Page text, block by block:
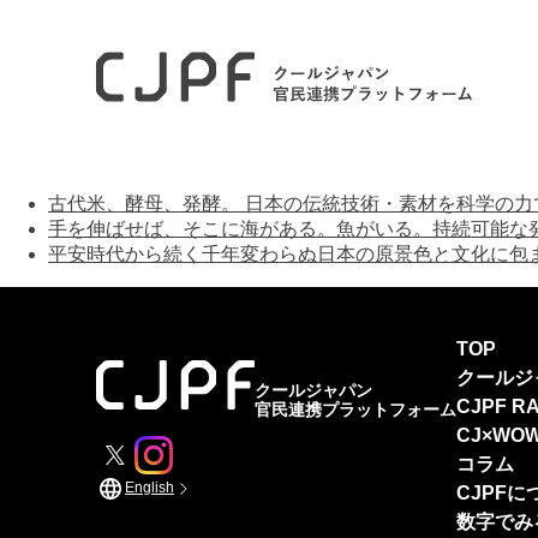
古代米、酵母、発酵。 日本の伝統技術・素材を科学の力
手を伸ばせば、そこに海がある。魚がいる。持続可能
平安時代から続く千年変わらぬ日本の原景色と文化に
クールジャパン
官民連携プラットフォーム
English
TOP
クールジ
CJPF
コラム
CJPFに
数字でみ